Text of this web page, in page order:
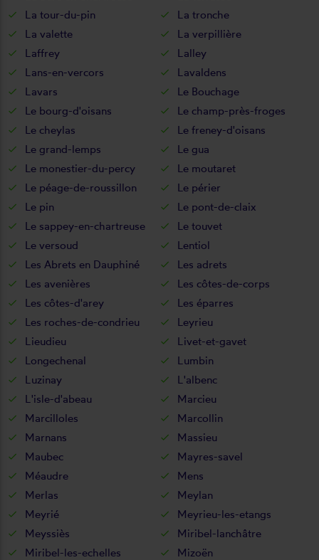
La tour-du-pin
La tronche
La valette
La verpillière
Laffrey
Lalley
Lans-en-vercors
Lavaldens
Lavars
Le Bouchage
Le bourg-d'oisans
Le champ-près-froges
Le cheylas
Le freney-d'oisans
Le grand-lemps
Le gua
Le monestier-du-percy
Le moutaret
Le péage-de-roussillon
Le périer
Le pin
Le pont-de-claix
Le sappey-en-chartreuse
Le touvet
Le versoud
Lentiol
Les Abrets en Dauphiné
Les adrets
Les avenières
Les côtes-de-corps
Les côtes-d'arey
Les éparres
Les roches-de-condrieu
Leyrieu
Lieudieu
Livet-et-gavet
Longechenal
Lumbin
Luzinay
L'albenc
L'isle-d'abeau
Marcieu
Marcilloles
Marcollin
Marnans
Massieu
Maubec
Mayres-savel
Méaudre
Mens
Merlas
Meylan
Meyrié
Meyrieu-les-etangs
Meyssiès
Miribel-lanchâtre
Miribel-les-echelles
Mizoën